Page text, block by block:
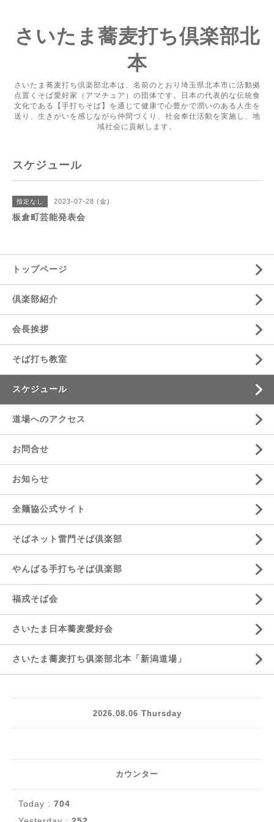
さいたま蕎麦打ち倶楽部北
本
さいたま蕎麦打ち倶楽部北本は、名前のとおり埼玉県北本市に活動拠
点置くそば愛好家（アマチュア）の団体です。日本の代表的な伝統食
文化である【手打ちそば】を通じて健康で心豊かで潤いのある人生を
送り、生きがいを感じながら仲間づくり、社会奉仕活動を実施し、地
域社会に貢献します。
スケジュール
指定なし 2023-07-28 (金)
板倉町芸能発表会
トップページ
倶楽部紹介
会長挨拶
そば打ち教室
スケジュール
道場へのアクセス
お問合せ
お知らせ
全麺協公式サイト
そばネット雷門そば倶楽部
やんばる手打ちそば倶楽部
福戎そば会
さいたま日本蕎麦愛好会
さいたま蕎麦打ち俱楽部北本「新潟道場」
2026.08.06 Thursday
カウンター
Today : 704